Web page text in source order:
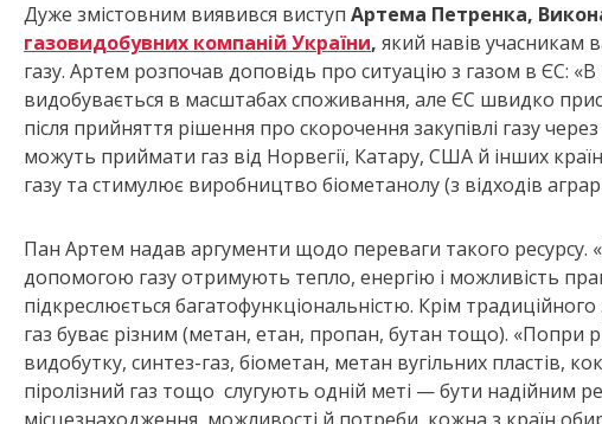
Дуже змістовним виявився виступ Артема Петренка,
газовидобувних компаній України, який навів учасникам
газу. Артем розпочав доповідь про ситуацію з газом в ЄС:
видобувається в масштабах споживання, але ЄС швидко
після прийняття рішення про скорочення закупівлі газу
можуть приймати газ від Норвегії, Катару, США й інших
газу та стимулює виробництво біометанолу (з відходів
Пан Артем надав аргументи щодо переваги такого ресурсу.
допомогою газу отримують тепло, енергію і можливість
підкреслюється багатофункціональністю. Крім
газ буває різним (метан, етан, пропан, бутан тощо). «Попри
видобутку, синтез-газ, біометан, метан вугільних пластів,
піролізний газ тощо слугують одній меті — бути надійним